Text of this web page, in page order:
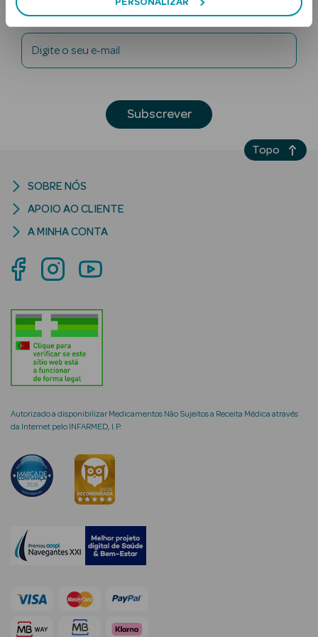
Corpo
Rosto
Solares Bebé e
Cosmética
Rosto
Séruns Faciais
Anti-
envelhecimento
Newsletter
Digite o seu e-mail
Subscrever
Autorizado a disponibilizar Medicamentos Não Sujeitos a Receita Médica através
da Internet pelo INFARMED, I.P.
SOBRE NÓS
APOIO AO CLIENTE
A MINHA CONTA
Topo